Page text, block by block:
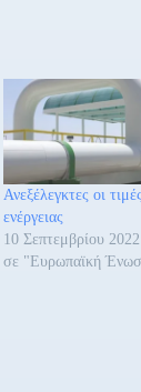
Ανεξέλεγκτες οι τιμές
ενέργειας
10 Σεπτεμβρίου 2022
σε "Ευρωπαϊκή